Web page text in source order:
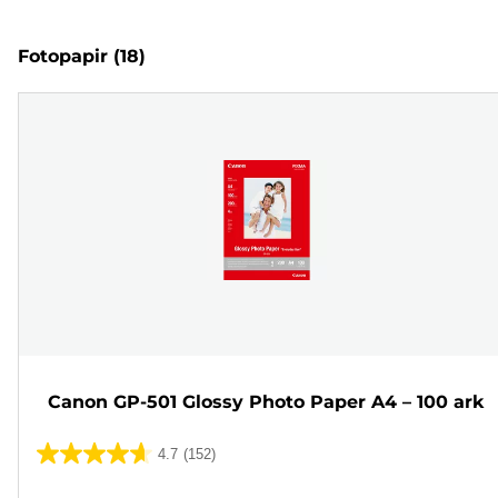
Fotopapir (18)
Canon GP-501 Glossy Photo Paper A4 – 100 ark
4.7 (152)
4.7